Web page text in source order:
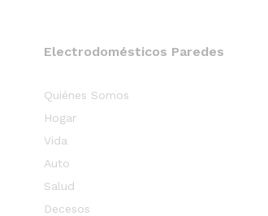
Electrodomésticos Paredes
Quiénes Somos
Hogar
Vida
Auto
Salud
Decesos